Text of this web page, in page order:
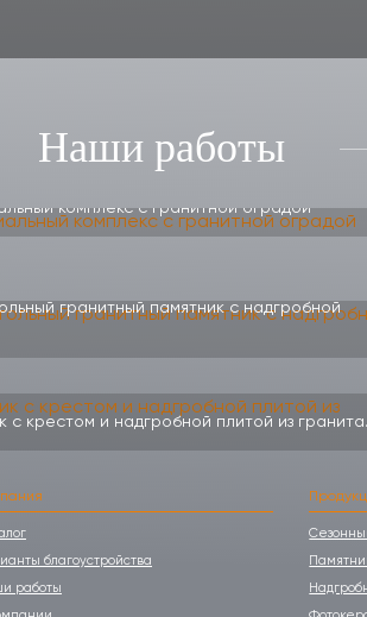
Наши работы
комплекс с гранитной оградой
гранитный памятник с надгробной
с крестом и надгробной плитой из гранита.
благоустройства
работы